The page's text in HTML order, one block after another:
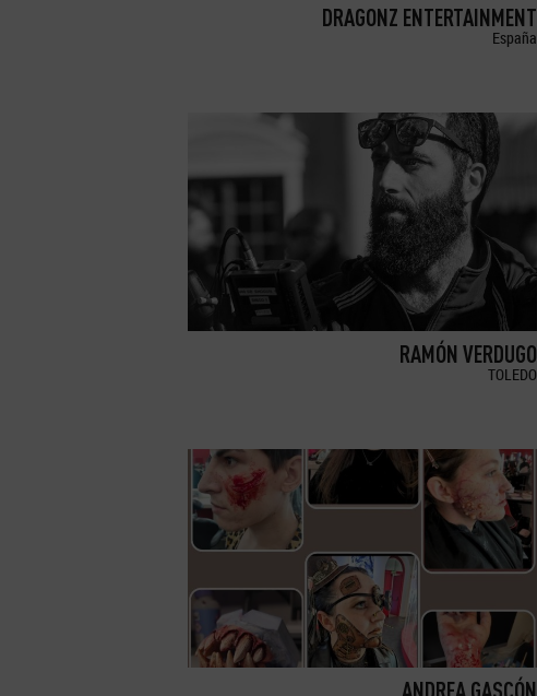
DRAGONZ ENTERTAINMENT
España
RAMÓN VERDUGO
TOLEDO
ANDREA GASCÓN